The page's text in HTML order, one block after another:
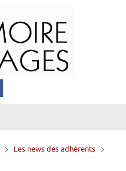
Les news des adhérents